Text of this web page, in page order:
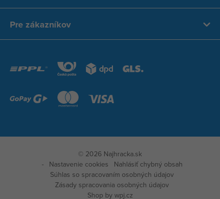
Pre zákazníkov
© 2026 Najhracka.sk
Nastavenie cookies
Nahlásiť chybný obsah
Súhlas so spracovaním osobných údajov
Zásady spracovania osobných údajov
Shop by wpj.cz